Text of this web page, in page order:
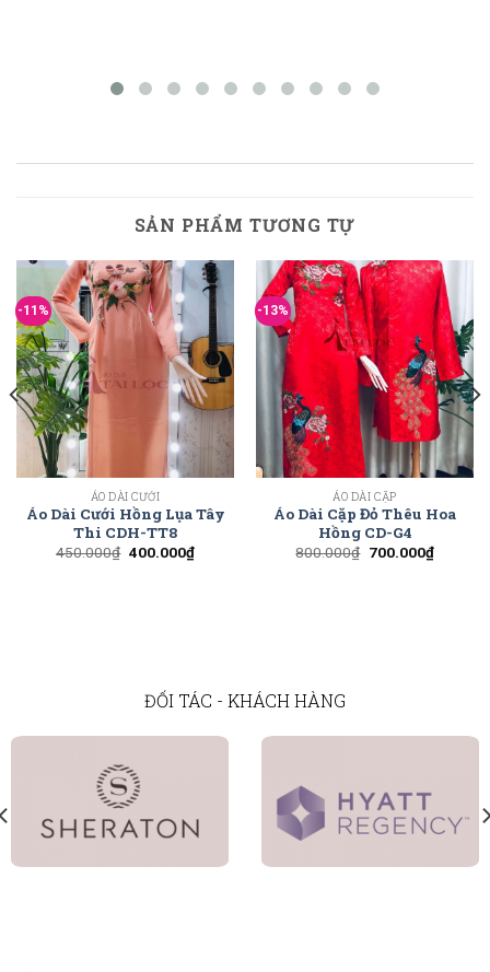
SẢN PHẨM TƯƠNG TỰ
-11%
ÁO DÀI CƯỚI
Áo Dài Cưới Hồng Lụa Tây
Thi CDH-TT8
450.000₫ 400.000₫
-13%
ÁO DÀI CẶP
Áo Dài Cặp Đỏ Thêu Hoa
Hồng CD-G4
800.000₫ 700.000₫
ĐỐI TÁC - KHÁCH HÀNG